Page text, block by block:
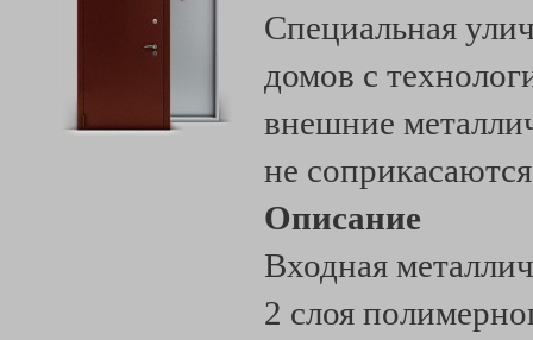
Специальная
домов с
внешние
не
Описание
Входная
2 слоя